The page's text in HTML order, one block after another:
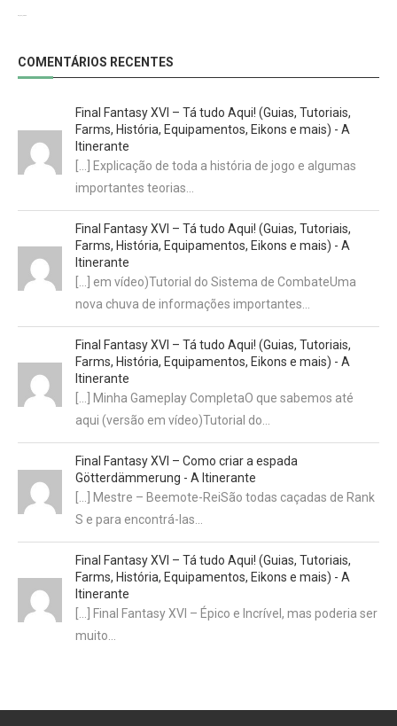
COMENTÁRIOS RECENTES
Final Fantasy XVI – Tá tudo Aqui! (Guias, Tutoriais,
Farms, História, Equipamentos, Eikons e mais) - A
Itinerante
[…] Explicação de toda a história de jogo e algumas
importantes teorias…
Final Fantasy XVI – Tá tudo Aqui! (Guias, Tutoriais,
Farms, História, Equipamentos, Eikons e mais) - A
Itinerante
[…] em vídeo)Tutorial do Sistema de CombateUma
nova chuva de informações importantes…
Final Fantasy XVI – Tá tudo Aqui! (Guias, Tutoriais,
Farms, História, Equipamentos, Eikons e mais) - A
Itinerante
[…] Minha Gameplay CompletaO que sabemos até
aqui (versão em vídeo)Tutorial do…
Final Fantasy XVI – Como criar a espada
Götterdämmerung - A Itinerante
[…] Mestre – Beemote-ReiSão todas caçadas de Rank
S e para encontrá-las…
Final Fantasy XVI – Tá tudo Aqui! (Guias, Tutoriais,
Farms, História, Equipamentos, Eikons e mais) - A
Itinerante
[…] Final Fantasy XVI – Épico e Incrível, mas poderia ser
muito…